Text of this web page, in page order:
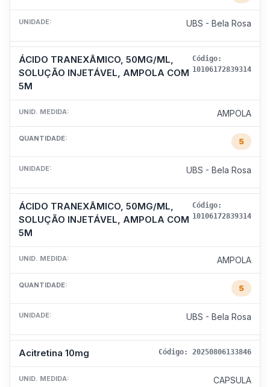
UNIDADE: UBS - Bela Rosa
ÁCIDO TRANEXÂMICO, 50MG/ML,
SOLUÇÃO INJETÁVEL, AMPOLA COM
5M
Código:
10106172839314
UNID. MEDIDA: AMPOLA
QUANTIDADE: 5
UNIDADE: UBS - Bela Rosa
ÁCIDO TRANEXÂMICO, 50MG/ML,
SOLUÇÃO INJETÁVEL, AMPOLA COM
5M
Código:
10106172839314
UNID. MEDIDA: AMPOLA
QUANTIDADE: 5
UNIDADE: UBS - Bela Rosa
Acitretina 10mg Código: 20250806133846
UNID. MEDIDA: CAPSULA